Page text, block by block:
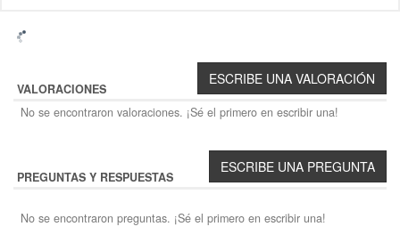
VALORACIONES
No se encontraron valoraciones. ¡Sé el primero en escribir una!
PREGUNTAS Y RESPUESTAS
No se encontraron preguntas. ¡Sé el primero en escribir una!